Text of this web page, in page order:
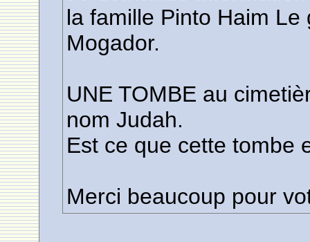
la famille Pinto Haim
Mogador.
UNE TOMBE au
nom Judah.
Est ce que cette tombe
Merci beaucoup pour